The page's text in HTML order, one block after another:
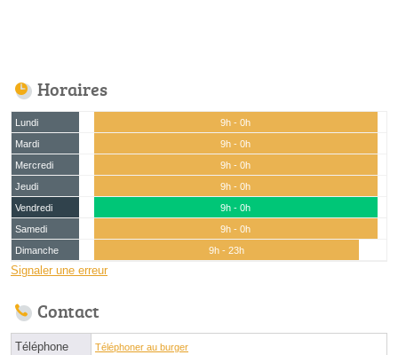
Horaires
Lundi
9h - 0h
Mardi
9h - 0h
Mercredi
9h - 0h
Jeudi
9h - 0h
Vendredi
9h - 0h
Samedi
9h - 0h
Dimanche
9h - 23h
Signaler une erreur
Contact
Téléphone Téléphoner au burger